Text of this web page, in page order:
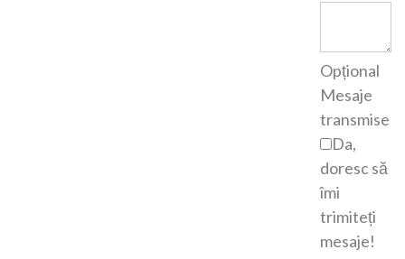
Opțional
Mesaje
transmise
Da,
doresc să
îmi
trimiteți
mesaje!